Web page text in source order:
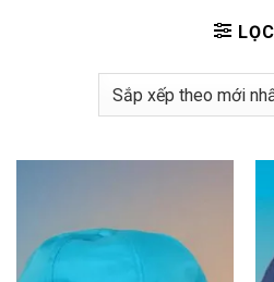
LỌC